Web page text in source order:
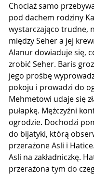
Chociaż samo
pod dachem rodziny
wystarczająco trudne,
między Seher a jej
Alanur dowiaduje się,
zrobić Seher. Baris
jego prośbę
pokoju i prowadzi do
Mehmetowi udaje się
pułapkę. Mężczyźni
ogrodzie. Dochodzi
do bijatyki, którą
przerażone Asli i
Asli na zakładniczkę.
przerażona tym do